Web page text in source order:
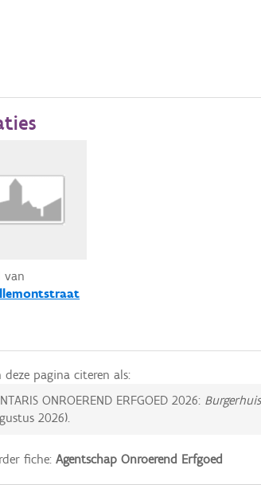
van
deze pagina citeren als:
ONROEREND ERFGOED 2026: Burgerhuis
2026).
fiche:Agentschap Onroerend Erfgoed